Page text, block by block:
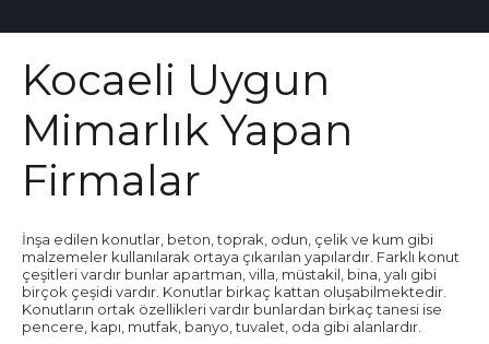
Kocaeli Uygun
Mimarlık Yapan
Firmalar
İnşa edilen konutlar, beton, toprak, odun, çelik ve kum gibi
malzemeler kullanılarak ortaya çıkarılan yapılardır. Farklı konut
çeşitleri vardır bunlar apartman, villa, müstakil, bina, yalı gibi
birçok çeşidi vardır. Konutlar birkaç kattan oluşabilmektedir.
Konutların ortak özellikleri vardır bunlardan birkaç tanesi ise
pencere, kapı, mutfak, banyo, tuvalet, oda gibi alanlardır.